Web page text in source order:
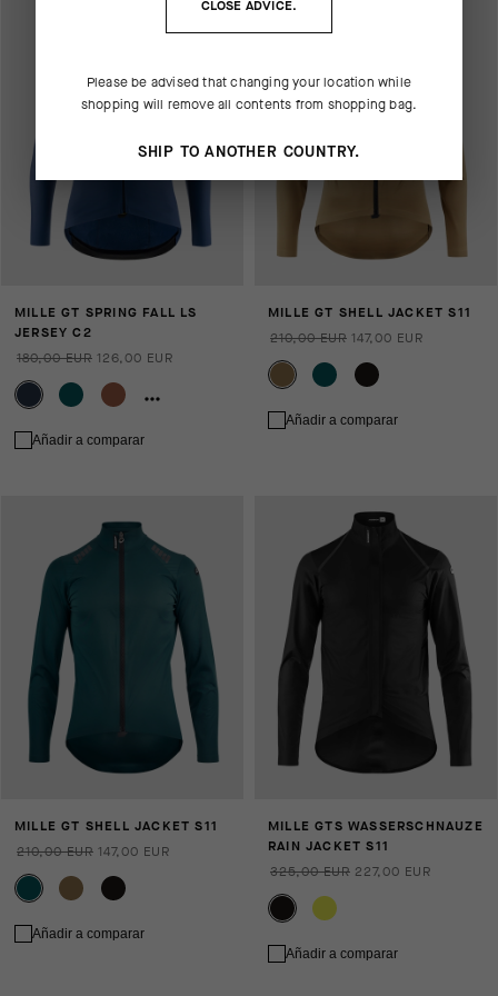
MILLE GT SPRING FALL LS
JERSEY C2
180,00 EUR 126,00 EUR
Añadir a comparar
MILLE GT SHELL JACKET S11
210,00 EUR 147,00 EUR
Añadir a comparar
MILLE GT SHELL JACKET S11
210,00 EUR 147,00 EUR
Añadir a comparar
MILLE GTS WASSERSCHNAUZE
RAIN JACKET S11
325,00 EUR 227,00 EUR
Añadir a comparar
CLOSE ADVICE.
Please be advised that changing your location while
shopping will remove all contents from shopping bag.
SHIP TO ANOTHER COUNTRY.